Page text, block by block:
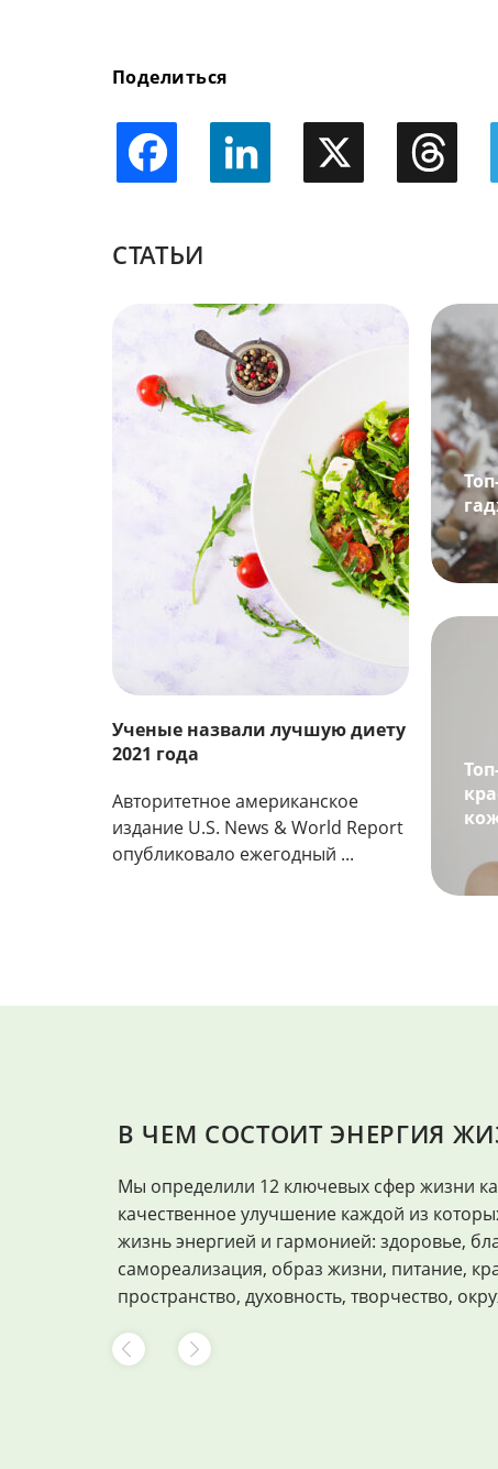
Поделиться
CТАТЬИ
Ученые назвали лучшую диету
2021 года
Авторитетное американское
издание U.S. News & World Report
опубликовало ежегодный ...
В ЧЕМ СОСТОИТ ЭНЕРГИЯ
Мы определили 12 ключевых сфер жизни
качественное улучшение каждой из
жизнь энергией и гармонией: здоровье,
самореализация, образ жизни, питание,
пространство, духовность, творчество,